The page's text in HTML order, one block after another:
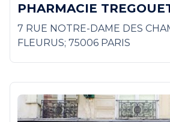
PHARMACIE
7 RUE NOTRE-DAME DES
FLEURUS; 75006 PARIS